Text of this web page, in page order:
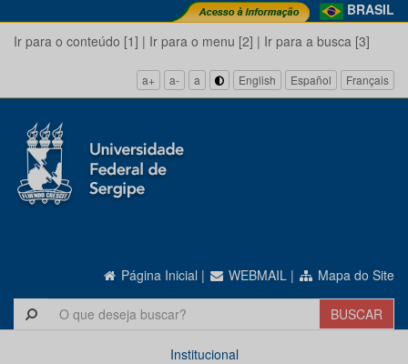
BRASIL
Ir para o conteúdo [1] | Ir para o menu [2] | Ir para a busca [3]
a+ a- a English Español Français
Página Inicial | WEBMAIL | Mapa do Site
Institucional